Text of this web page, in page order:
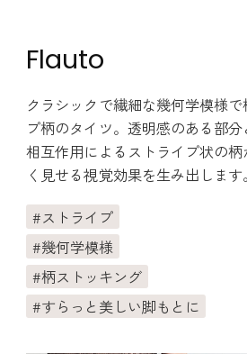
Flauto
クラシックで繊細な幾何学模様
プ柄のタイツ。透明感のある部
相互作用によるストライプ状の
く見せる視覚効果を生み出します。
ストライプ
幾何学模様
柄ストッキング
すらっと美しい脚もとに